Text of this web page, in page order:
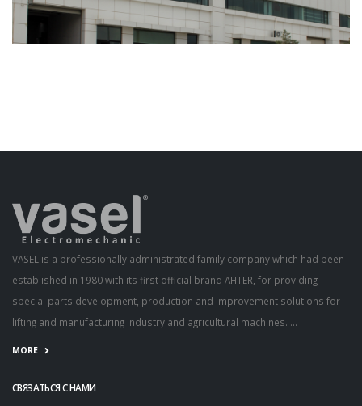
VASEL is a professionally administrated family company which had been
established in 1980 with its first official brand AHTER, for providing
special parts development, production and improvement solutions for
lifting and manufacturing industry and agricultural machines. ...
MORE
СВЯЗАТЬСЯ С НАМИ